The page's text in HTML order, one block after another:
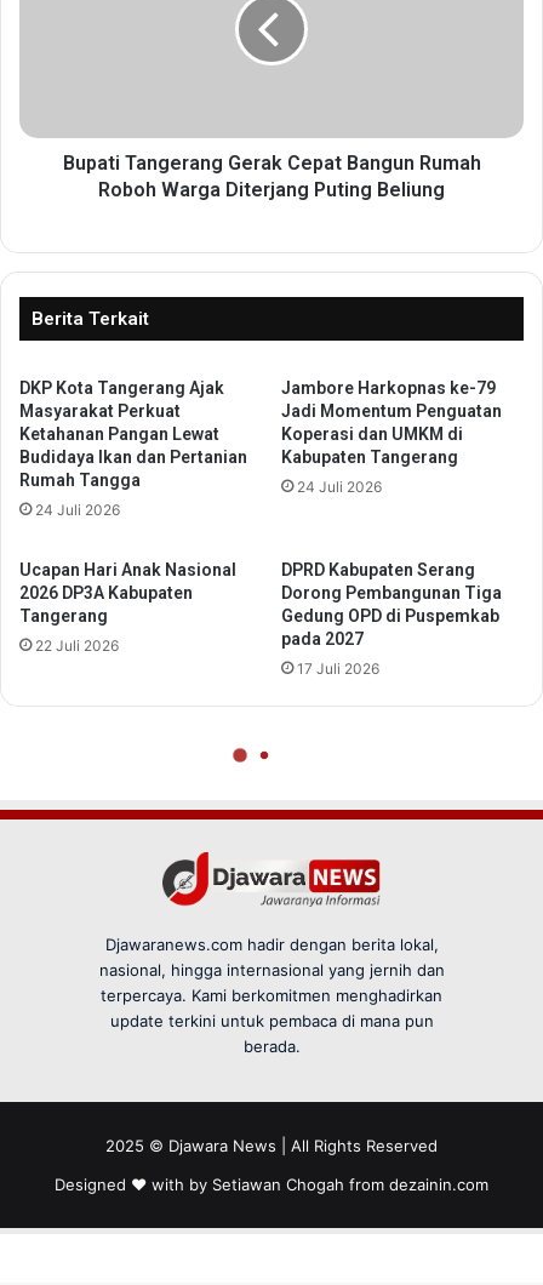
Djawaranews.com hadir dengan berita lokal,
nasional, hingga internasional yang jernih dan
terpercaya. Kami berkomitmen menghadirkan
update terkini untuk pembaca di mana pun
berada.
2025 © Djawara News | All Rights Reserved
Designed ❤️ with by Setiawan Chogah from dezainin.com